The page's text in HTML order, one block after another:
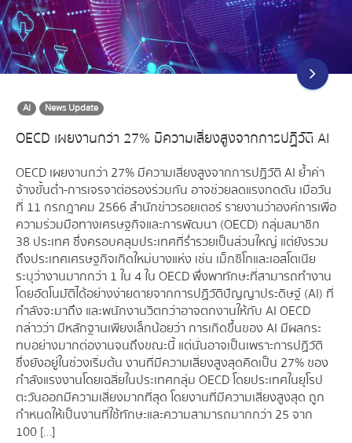
AI News Update
OECD เผยงานกว่า 27% มีความเสี่ยงสูงจากการปฏิวัติ AI
OECD เผยงานกว่า 27% มีความเสี่ยงสูงจากการปฏิวัติ AI ย้ำค่า
จ้างขั้นต่ำ-การเจรจาต่อรองร่วมกัน อาจช่วยลดแรงกดดัน เมื่อวัน
ที่ 11 กรกฎาคม 2566 สำนักข่าวรอยเตอร์ รายงานว่า องค์การเพื่อ
ความร่วมมือทางเศรษฐกิจและการพัฒนา (OECD) กลุ่มสมาชิก
38 ประเทศ ซึ่งครอบคลุมประเทศที่ร่ำรวยเป็นส่วนใหญ่ แต่ยังรวม
ถึงประเทศเศรษฐกิจเกิดใหม่บางแห่ง เช่น เม็กซิโกและเอสโตเนีย
ระบุว่างานมากกว่า 1 ใน 4 ใน OECD พึ่งพาทักษะที่สามารถทำงาน
โดยอัตโนมัติได้อย่างง่ายดายจากการปฏิวัติปัญญาประดิษฐ์ (AI) ที่
กำลังจะมาถึง และพนักงานวิตกว่าอาจตกงานให้กับ AI OECD
กล่าวว่า มีหลักฐานเพียงเล็กน้อยว่า การเกิดขึ้นของ AI มีผลกระ
ทบอย่างมากต่องานจนถึงขณะนี้ แต่นั่นอาจเป็นเพราะการปฏิวัติ
ซึ่งยังอยู่ในช่วงเริ่มต้น งานที่มีความเสี่ยงสูงสุดคิดเป็น 27% ของ
กำลังแรงงานโดยเฉลี่ยในประเทศกลุ่ม OECD โดยประเทศในยุโรป
ตะวันออกมีความเสี่ยงมากที่สุด โดยงานที่มีความเสี่ยงสูงสุด ถูก
กำหนดให้เป็นงานที่ใช้ทักษะและความสามารถมากกว่า 25 จาก
100 […]